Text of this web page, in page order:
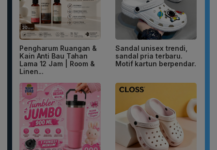
Pengharum Ruangan &
Kain Anti Bau Tahan
Lama 12 Jam | Room &
Linen...
Sandal unisex trendi,
sandal pria terbaru.
Motif kartun berpendar.